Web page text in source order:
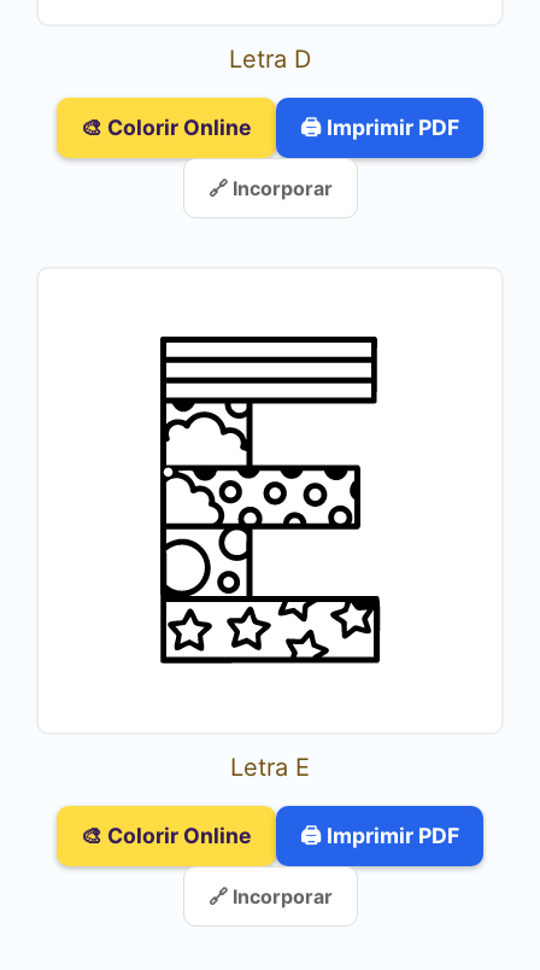
Letra D
🎨 Colorir Online 🖨️ Imprimir PDF
🔗 Incorporar
Letra E
🎨 Colorir Online 🖨️ Imprimir PDF
🔗 Incorporar